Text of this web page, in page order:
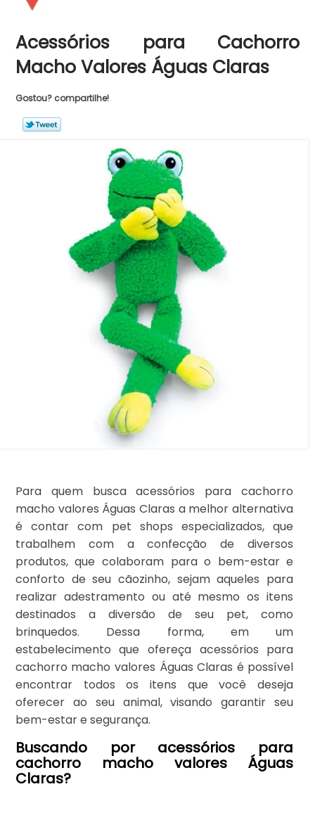
Acessórios para Cachorro
Macho Valores Águas Claras
Gostou? compartilhe!
Para quem busca acessórios para cachorro
macho valores Águas Claras a melhor alternativa
é contar com pet shops especializados, que
trabalhem com a confecção de diversos
produtos, que colaboram para o bem-estar e
conforto de seu cãozinho, sejam aqueles para
realizar adestramento ou até mesmo os itens
destinados a diversão de seu pet, como
brinquedos. Dessa forma, em um
estabelecimento que ofereça acessórios para
cachorro macho valores Águas Claras é possível
encontrar todos os itens que você deseja
oferecer ao seu animal, visando garantir seu
bem-estar e segurança.
Buscando por acessórios para
cachorro macho valores Águas
Claras?